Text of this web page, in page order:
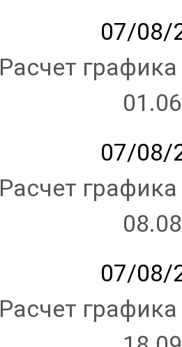
07/08/
Расчет
07/08/
Расчет
07/08/
Расчет